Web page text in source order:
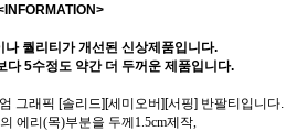
퀄리티가 개선된 신상제품입니다.
다 5수정도 약간 더 두꺼운 제품입니다.
그래픽 [솔리드][세미오버][서핑] 반팔티입니다.
에리(목)부분을 두께1.5cm제작,